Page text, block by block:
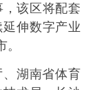
该区将配套
伸数字产业
湖南省体育